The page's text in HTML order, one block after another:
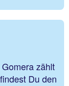
zählt
Du den